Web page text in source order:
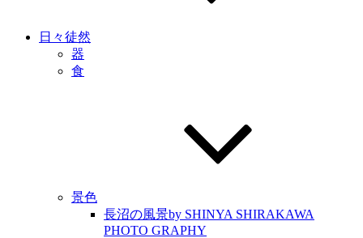
日々徒然
器
食
景色
長沼の風景by SHINYA SHIRAKAWA
PHOTO GRAPHY